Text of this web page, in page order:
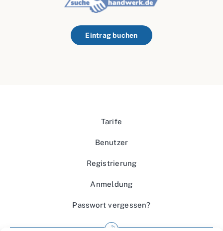
Eintrag buchen
Tarife
Benutzer
Registrierung
Anmeldung
Passwort vergessen?